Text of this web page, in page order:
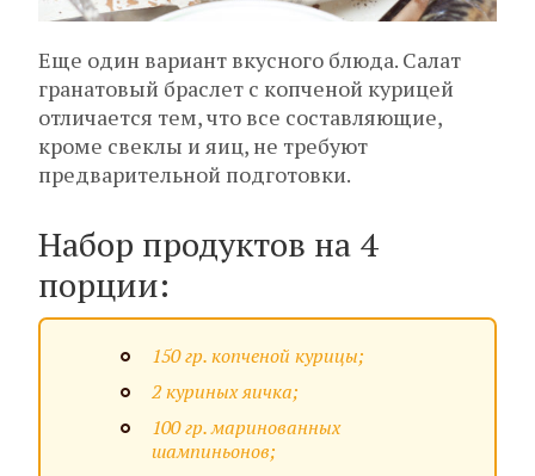
Еще один вариант вкусного блюда. Салат
гранатовый браслет с копченой курицей
отличается тем, что все составляющие,
кроме свеклы и яиц, не требуют
предварительной подготовки.
Набор продуктов на 4
порции:
150 гр. копченой курицы;
2 куриных яичка;
100 гр. маринованных
шампиньонов;